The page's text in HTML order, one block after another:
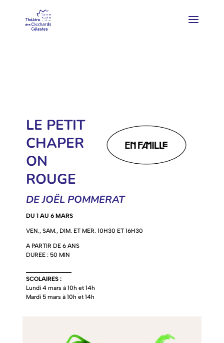
LE PETIT
CHAPER
ON
ROUGE
DE JOËL POMMERAT
DU 1 AU 6 MARS
VEN., SAM., DIM. ET MER. 10H30 ET 16H30
A PARTIR DE 6 ANS
DUREE : 50 MIN
SCOLAIRES :
Lundi 4 mars à 10h et 14h
Mardi 5 mars à 10h et 14h